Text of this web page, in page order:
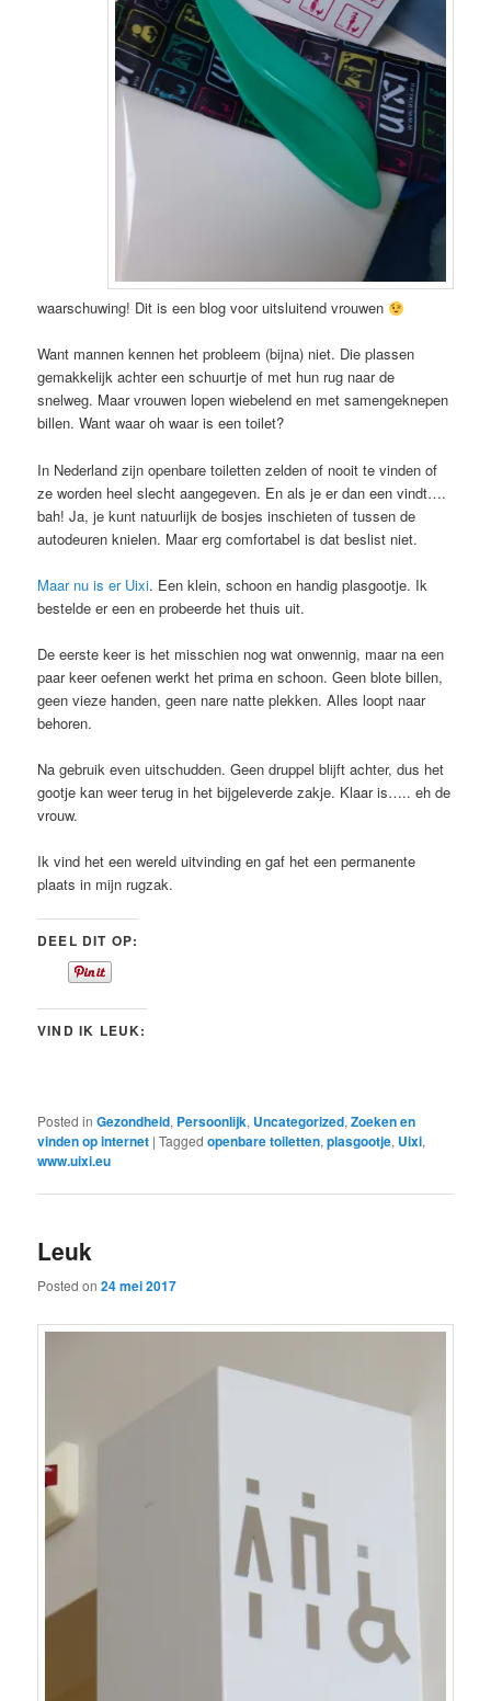
waarschuwing! Dit is een blog voor uitsluitend vrouwen
Want mannen kennen het probleem (bijna) niet. Die plassen
gemakkelijk achter een schuurtje of met hun rug naar de
snelweg. Maar vrouwen lopen wiebelend en met samengeknepen
billen. Want waar oh waar is een toilet?
In Nederland zijn openbare toiletten zelden of nooit te vinden of
ze worden heel slecht aangegeven. En als je er dan een vindt….
bah! Ja, je kunt natuurlijk de bosjes inschieten of tussen de
autodeuren knielen. Maar erg comfortabel is dat beslist niet.
Maar nu is er Uixi. Een klein, schoon en handig plasgootje. Ik
bestelde er een en probeerde het thuis uit.
De eerste keer is het misschien nog wat onwennig, maar na een
paar keer oefenen werkt het prima en schoon. Geen blote billen,
geen vieze handen, geen nare natte plekken. Alles loopt naar
behoren.
Na gebruik even uitschudden. Geen druppel blijft achter, dus het
gootje kan weer terug in het bijgeleverde zakje. Klaar is….. eh de
vrouw.
Ik vind het een wereld uitvinding en gaf het een permanente
plaats in mijn rugzak.
DEEL DIT OP:
VIND IK LEUK:
Posted in Gezondheid, Persoonlijk, Uncategorized,Zoeken en
vinden op internet |Tagged openbare toiletten,plasgootje, Uixi,
www.uixi.eu
Leuk
Posted on24 mei 2017